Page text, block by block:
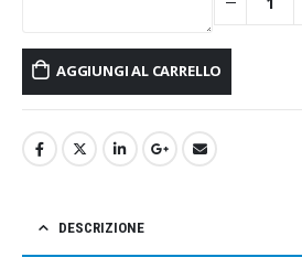
AGGIUNGI AL CARRELLO
DESCRIZIONE